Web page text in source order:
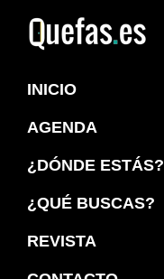
navegación
principal
principal
INICIO
AGENDA
¿DÓNDE ESTÁS?
¿QUÉ BUSCAS?
REVISTA